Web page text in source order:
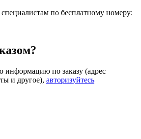
по бесплатному номеру:
информацию по заказу (адрес
и другое), авторизуйтесь